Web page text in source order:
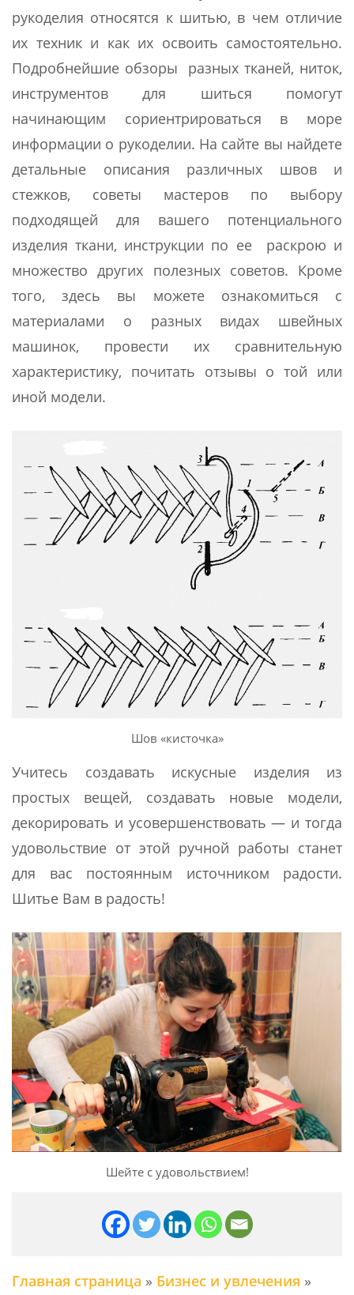
рукоделия относятся к шитью, в чем отличие
их техник и как их освоить самостоятельно.
Подробнейшие обзоры разных тканей, ниток,
инструментов для шиться помогут
начинающим сориентрироваться в море
информации о рукоделии. На сайте вы найдете
детальные описания различных швов и
стежков, советы мастеров по выбору
подходящей для вашего потенциального
изделия ткани, инструкции по ее раскрою и
множество других полезных советов. Кроме
того, здесь вы можете ознакомиться с
материалами о разных видах швейных
машинок, провести их сравнительную
характеристику, почитать отзывы о той или
иной модели.
Шов «кисточка»
Учитесь создавать искусные изделия из
простых вещей, создавать новые модели,
декорировать и усовершенствовать — и тогда
удовольствие от этой ручной работы станет
для вас постоянным источником радости.
Шитье Вам в радость!
Шейте с удовольствием!
Главная страница » Бизнес и увлечения »